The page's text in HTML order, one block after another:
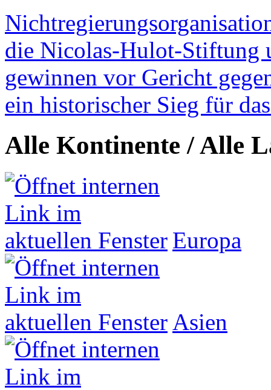
die Nicolas-Hulot-Stiftung
gewinnen vor Gericht
ein historischer Sieg für
Alle Kontinente / Alle
Europa
Asien